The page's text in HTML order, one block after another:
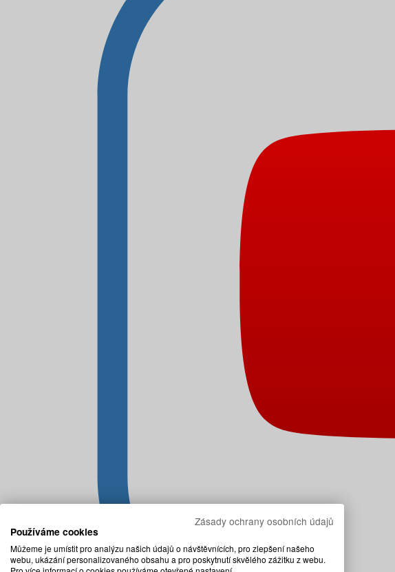
Zásady ochrany osobních údajů
Používáme cookies
Můžeme je umístit pro analýzu našich údajů o návštěvnících, pro zlepšení našeho
webu, ukázání personalizovaného obsahu a pro poskytnutí skvělého zážitku z webu.